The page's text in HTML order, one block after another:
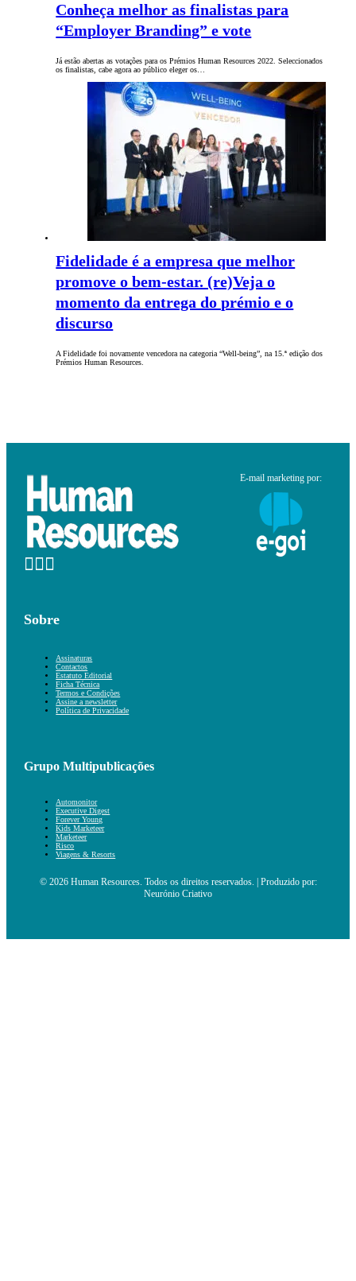
Conheça melhor as finalistas para
“Employer Branding” e vote
Já estão abertas as votações para os Prémios Human Resources 2022. Seleccionados
os finalistas, cabe agora ao público eleger os…
Fidelidade é a empresa que melhor
promove o bem-estar. (re)Veja o
momento da entrega do prémio e o
discurso
A Fidelidade foi novamente vencedora na categoria “Well-being”, na 15.ª edição dos
Prémios Human Resources.
E-mail marketing por:
Sobre
Assinaturas
Contactos
Estatuto Editorial
Ficha Técnica
Termos e Condições
Assine a newsletter
Política de Privacidade
Grupo Multipublicações
Automonitor
Executive Digest
Forever Young
Kids Marketeer
Marketeer
Risco
Viagens & Resorts
© 2026 Human Resources. Todos os direitos reservados. | Produzido por:
Neurónio Criativo